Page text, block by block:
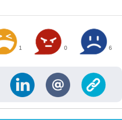
1 0 6